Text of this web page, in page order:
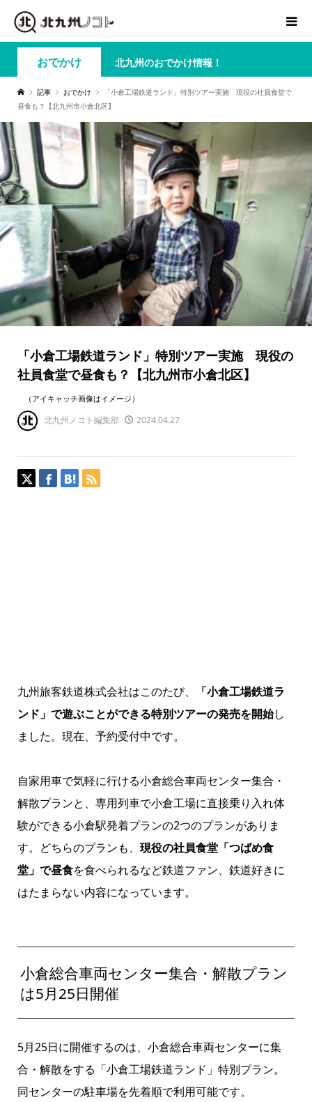
おでかけ 北九州のおでかけ情報！
記事 おでかけ
「小倉工場鉄道ランド」特別ツアー実施 現役の社員食堂で
昼食も？【北九州市小倉北区】
「小倉工場鉄道ランド」特別ツアー実施 現役の
社員食堂で昼食も？【北九州市小倉北区】
（アイキャッチ画像はイメージ）
北九州ノコト編集部 2024.04.27
九州旅客鉄道株式会社はこのたび、
「小倉工場鉄道ラ
ンド」で遊ぶことができる特別ツアーの発売を開始し
ました。現在、予約受付中です。
自家用車で気軽に行ける小倉総合車両センター集合・
解散プランと、専用列車で小倉工場に直接乗り入れ体
験ができる小倉駅発着プランの2つのプランがありま
す。どちらのプランも、 現役の社員食堂「つばめ食
堂」で昼食を食べられるなど鉄道ファン、鉄道好きに
はたまらない内容になっています。
小倉総合車両センター集合・解散プラン
は5月25日開催
5月25日に開催するのは、小倉総合車両センターに集
合・解散をする「小倉工場鉄道ランド」特別プラン。
同センターの駐車場を先着順で利用可能です。